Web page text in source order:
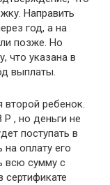
Направить
год, а на
позже. Но
что указана в
выплаты.
второй ребенок.
, но деньги не
поступать в
оплату его
всю сумму с
сертификате